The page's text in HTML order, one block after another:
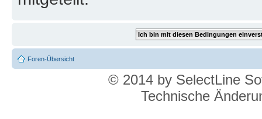
Foren-Übersicht
© 2014 by SelectLine
Technische